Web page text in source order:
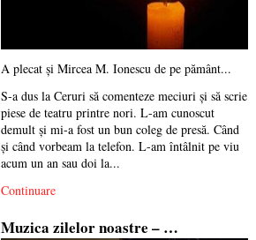
A plecat și Mircea M. Ionescu de pe pământ...
S-a dus la Ceruri să comenteze meciuri și să scrie
piese de teatru printre nori. L-am cunoscut
demult și mi-a fost un bun coleg de presă. Când
și când vorbeam la telefon. L-am întâlnit pe viu
acum un an sau doi la...
Continuare
Muzica zilelor noastre – …